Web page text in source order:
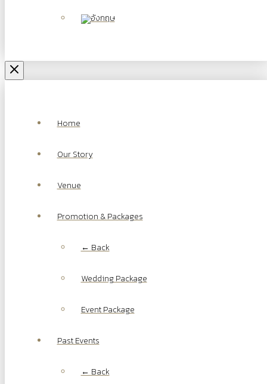
Home
Our Story
Venue
Promotion & Packages
← Back
Wedding Package
Event Package
Past Events
← Back